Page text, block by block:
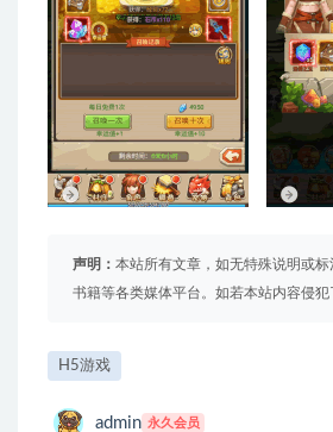
声明： 本站所有文章，如无特殊说明或
书籍等各类媒体平台。如若本站内容侵
H5游戏
admin 永久会员